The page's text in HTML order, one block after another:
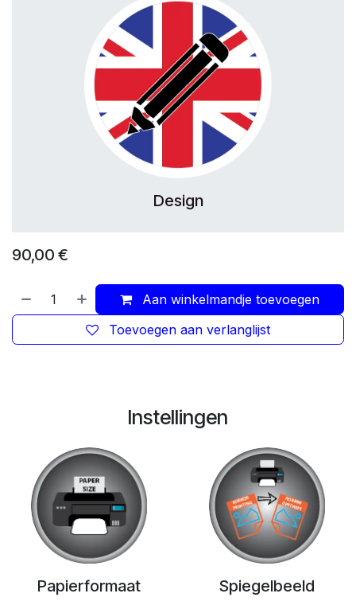
Design
90,00 €
Aan winkelmandje toevoegen
Toevoegen aan verlanglijst
Instellingen
Papierformaat Spiegelbeeld